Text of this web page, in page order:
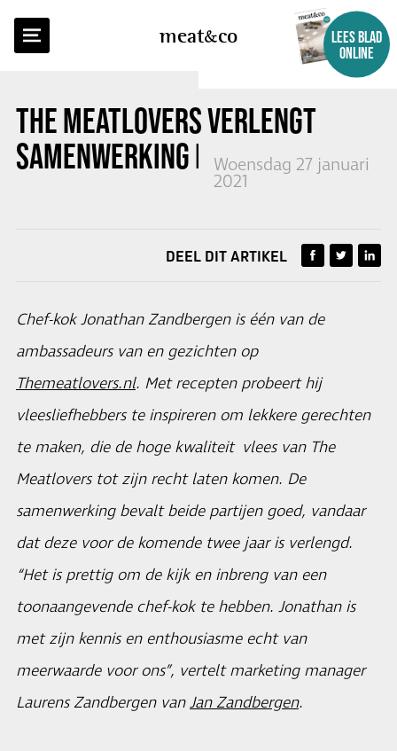
meatco
LEES BLAD
ONLINE
THE MEATLOVERS VERLENGT
SAMENWERKING MET CHEF-KOK
Woensdag 27 januari
2021
TERUG NAAR OVERZICHT
DEEL DIT ARTIKEL
Chef-kok Jonathan Zandbergen is één van de
ambassadeurs van en gezichten op
Themeatlovers.nl. Met recepten probeert hij
vleesliefhebbers te inspireren om lekkere gerechten
te maken, die de hoge kwaliteit vlees van The
Meatlovers tot zijn recht laten komen. De
samenwerking bevalt beide partijen goed, vandaar
dat deze voor de komende twee jaar is verlengd.
“Het is prettig om de kijk en inbreng van een
toonaangevende chef-kok te hebben. Jonathan is
met zijn kennis en enthousiasme echt van
meerwaarde voor ons”, vertelt marketing manager
Laurens Zandbergen vanJan Zandbergen.